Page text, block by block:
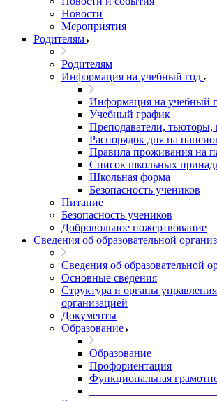
Новости
Мероприятия
Родителям
Родителям
Информация на учебный год
Информация на учебный
Учебный график
Преподаватели, тьюторы,
Распорядок дня на
Правила проживания на
Список школьных
Школьная форма
Безопасность учеников
Питание
Безопасность учеников
Добровольное пожертвование
Сведения об образовательной
Сведения об образовательной
Основные сведения
Структура и органы
организацией
Документы
Образование
Образование
Профориентация
Функциональная